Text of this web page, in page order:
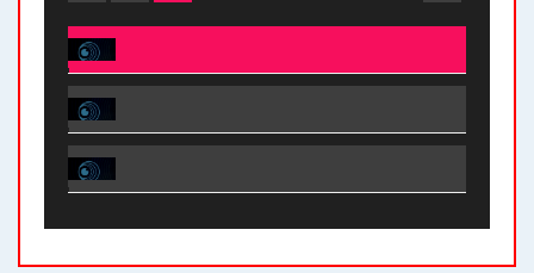
El Bucle News en Radio Gráfica. Bloque 2 . 28.04.24 - Jorge Gres
El Bucle News en Radio Gráfica. Bloque 1 . 28.04.24 - Jorge Gres
El Bucle News en Radio Gráfica. Bloque 2 . 21.04.24 - Jorge Gres